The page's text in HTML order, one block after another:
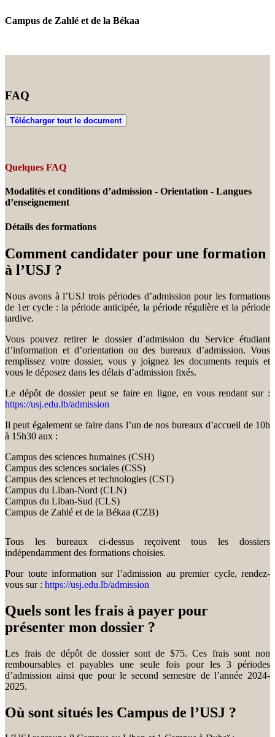
Campus de Zahlé et de la Békaa
FAQ
Télécharger tout le document
Quelques FAQ
Modalités et conditions d’admission - Orientation - Langues
d’enseignement
Détails des formations
Comment candidater pour une formation
à l’USJ ?
Nous avons à l’USJ trois périodes d’admission pour les formations
de 1er cycle : la période anticipée, la période régulière et la période
tardive.
Vous pouvez retirer le dossier d’admission du Service étudiant
d’information et d’orientation ou des bureaux d’admission. Vous
remplissez votre dossier, vous y joignez les documents requis et
vous le déposez dans les délais d’admission fixés.
Le dépôt de dossier peut se faire en ligne, en vous rendant sur :
https://usj.edu.lb/admission
Il peut également se faire dans l’un de nos bureaux d’accueil de 10h
à 15h30 aux :
Campus des sciences humaines (CSH)
Campus des sciences sociales (CSS)
Campus des sciences et technologies (CST)
Campus du Liban-Nord (CLN)
Campus du Liban-Sud (CLS)
Campus de Zahlé et de la Békaa (CZB)
Tous les bureaux ci-dessus reçoivent tous les dossiers
indépendamment des formations choisies.
Pour toute information sur l’admission au premier cycle, rendez-
vous sur : https://usj.edu.lb/admission
Quels sont les frais à payer pour
présenter mon dossier ?
Les frais de dépôt de dossier sont de $75. Ces frais sont non
remboursables et payables une seule fois pour les 3 périodes
d’admission ainsi que pour le second semestre de l’année 2024-
2025.
Où sont situés les Campus de l’USJ ?